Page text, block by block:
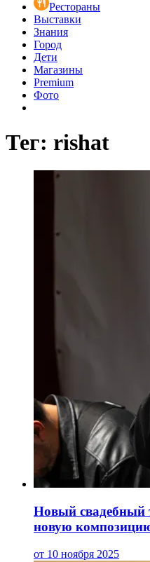
Рестораны
Выставки
Знания
Город
Дети
Магазины
Premium
Фото
Тег: rishat
Новый свадебный
новую
от 10 ноября 2025